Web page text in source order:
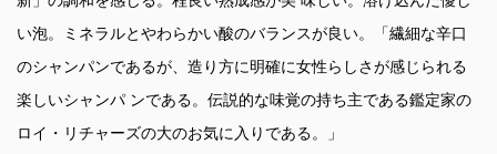
い泡。ミネラルとやわらかい酸のバランスが良い。「繊細な辛口
のシャンパンであるが、造り方に明確に女性らしさが感じられる
楽しいシャンパ ンである。伝説的な味覚の持ち主である鑑定家の
ロイ・リチャーズの大のお気に入りである。」